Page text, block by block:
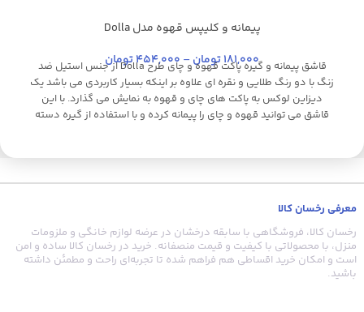
استیل طلایی طلایی براق کروم
پیمانه و کلیپس قهوه مدل Dolla
181,000تومان –
454,000تومانقاشق پیمانه و گیره پاکت قهوه و چای طرح Dolla از جنس استیل ضد
زنگ با دو رنگ طلایی و نقره ای علاوه بر اینکه بسیار کاربردی می باشد یک
دیزاین لوکس به پاکت های چای و قهوه به نمایش می گذارد. با این
قاشق می توانید قهوه و چای را پیمانه کرده و با استفاده از گیره دسته
معرفی رخسان کالا
رخسان کالا، فروشگاهی با سابقه درخشان در عرضه لوازم خانگی و ملزومات
منزل، با محصولاتی با کیفیت و قیمت منصفانه. خرید در رخسان کالا ساده و امن
است و امکان خرید اقساطی هم فراهم شده تا تجربه‌ای راحت و مطمئن داشته
باشید.